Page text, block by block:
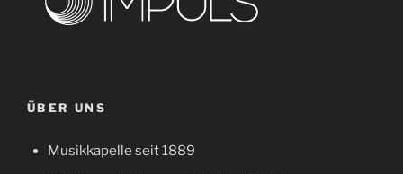
ÜBER UNS
Musikkapelle seit 1889